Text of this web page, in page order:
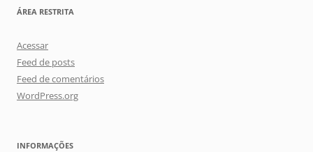
ÁREA RESTRITA
Acessar
Feed de posts
Feed de comentários
WordPress.org
INFORMAÇÕES